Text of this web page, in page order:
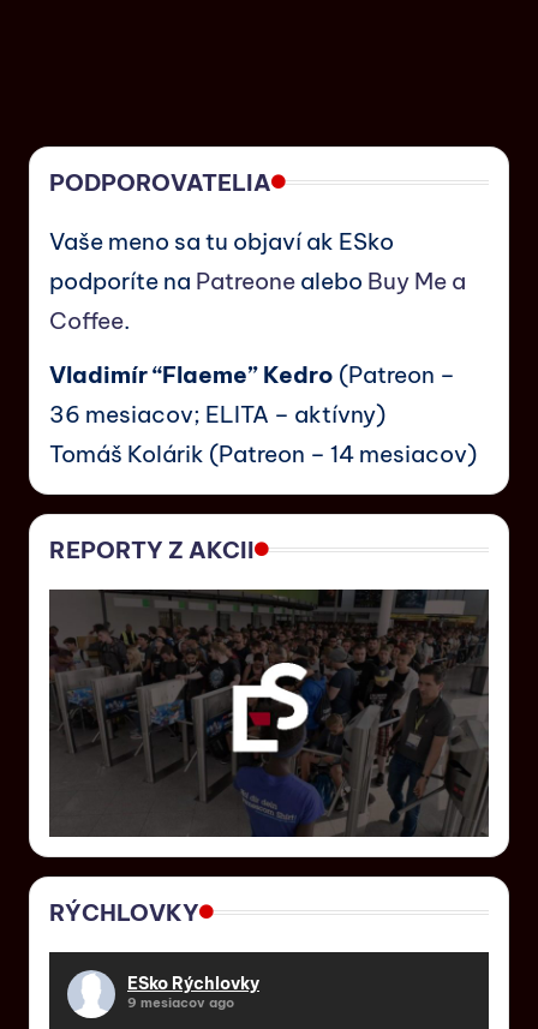
PODPOROVATELIA
Vaše meno sa tu objaví ak ESko
podporíte na Patreone alebo Buy Me a
Coffee.
Vladimír “Flaeme” Kedro (Patreon –
36 mesiacov; ELITA – aktívny)
Tomáš Kolárik (Patreon – 14 mesiacov)
REPORTY Z AKCII
RÝCHLOVKY
ESko Rýchlovky
9 mesiacov ago